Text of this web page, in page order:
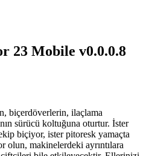
23 Mobile v0.0.0.8
biçerdöverlerin, ilaçlama
sürücü koltuğuna oturtur. İster
biçiyor, ister pitoresk yamaçta
olun, makinelerdeki ayrıntılara